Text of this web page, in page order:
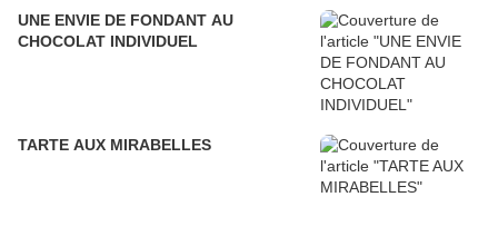
UNE ENVIE DE FONDANT AU
CHOCOLAT INDIVIDUEL
TARTE AUX MIRABELLES